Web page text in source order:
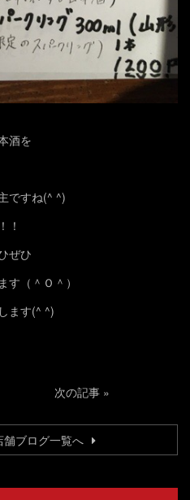
酒を
ですね(^ ^)
！
ぜひ
（＾Ｏ＾）
ます(^ ^)
次の記事 »
ブログ一覧へ